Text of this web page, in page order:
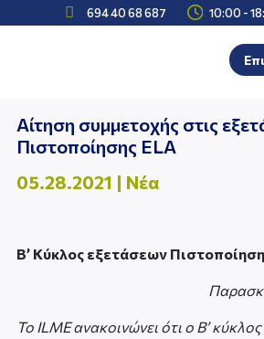
 694 40 68 687  10:00 -
Αίτηση συμμετοχής στις
Πιστοποίησης ELA
05.28.2021 | Νέα
B’ Κύκλος εξετάσεων
To ILMEανακοινώνει ότι ο Β’